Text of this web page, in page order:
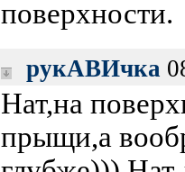
поверхности.
рукАВИчка
Нат,на
прыщи,а